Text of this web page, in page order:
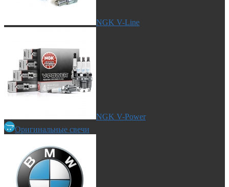
NGK V-Line
NGK V-Power
Оригинальные свечи